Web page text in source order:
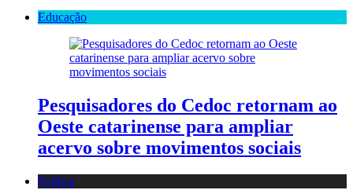
Educação
Pesquisadores do Cedoc retornam ao
Oeste catarinense para ampliar
acervo sobre movimentos sociais
Política